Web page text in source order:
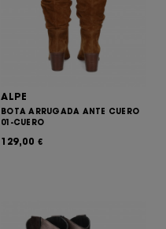
ALPE
BOTA ARRUGADA ANTE CUERO
01-CUERO
129,00 €